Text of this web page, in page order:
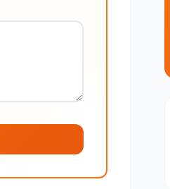
Maksymalnie 1000